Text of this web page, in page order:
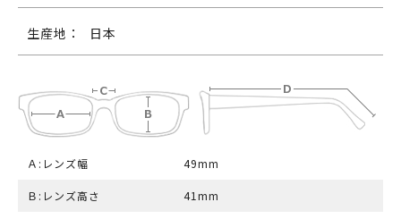
生産地： 日本
Ａ:レンズ幅 49mm
Ｂ:レンズ高さ 41mm